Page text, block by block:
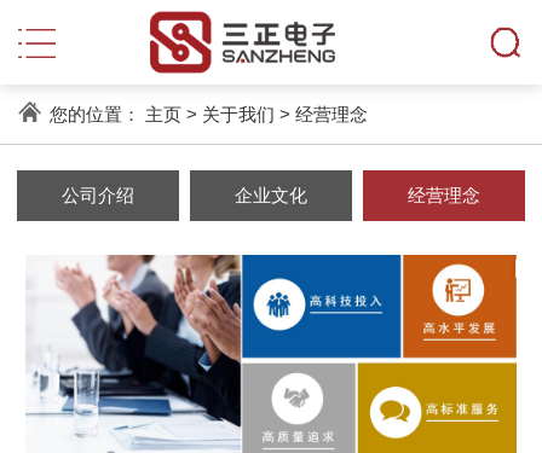
您的位置： 主页> 关于我们 > 经营理念
公司介绍 企业文化 经营理念